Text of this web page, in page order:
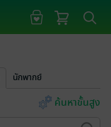
นักพากย์
ค้นหาขั้นสูง